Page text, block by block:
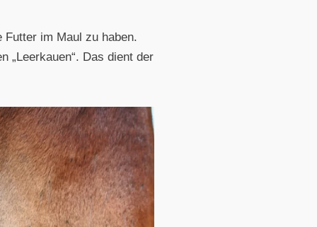
Futter im Maul zu haben.
„Leerkauen“. Das dient der